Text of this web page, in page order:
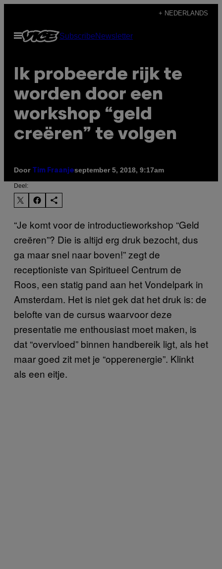
de
+ NEDERLANDS
Open
menu
SubscribeNewsletter
Ik probeerde rijk te
worden door een
workshop “geld
creëren” te volgen
Door Tim Fraanjeseptember 5, 2018, 9:17am
Deel:
“Je komt voor de introductieworkshop “Geld
creëren”? Die is altijd erg druk bezocht, dus
ga maar snel naar boven!” zegt de
receptioniste van Spiritueel Centrum de
Roos, een statig pand aan het Vondelpark in
Amsterdam. Het is niet gek dat het druk is: de
belofte van de cursus waarvoor deze
presentatie me enthousiast moet maken, is
dat “overvloed” binnen handbereik ligt, als het
maar goed zit met je “opperenergie”. Klinkt
als een eitje.